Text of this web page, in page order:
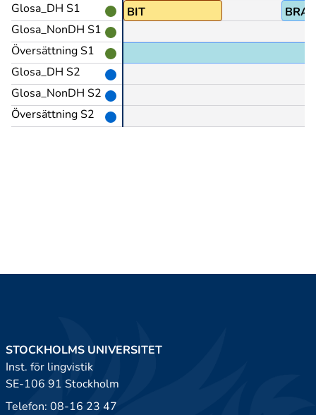
Glosa_DH S1
Glosa_NonDH S1
Översättning S1
Glosa_DH S2
Glosa_NonDH S2
Översättning S2
BIT BRA-
STOCKHOLMS UNIVERSITET
Inst. för lingvistik
SE-106 91 Stockholm
Telefon: 08-16 23 47